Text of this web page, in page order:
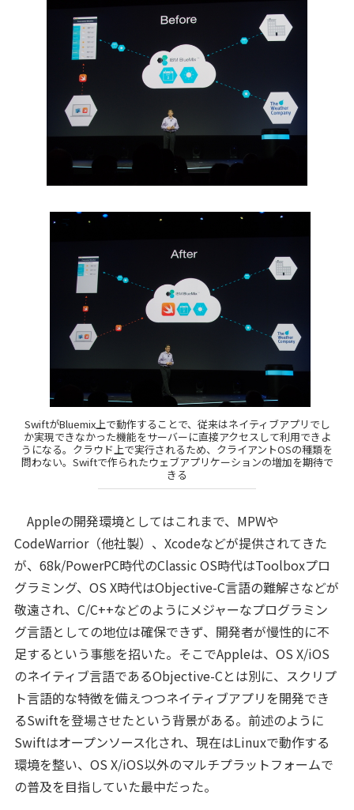
SwiftがBluemix上で動作することで、従来はネイティブアプリでし
か実現できなかった機能をサーバーに直接アクセスして利用できよ
うになる。クラウド上で実行されるため、クライアントOSの種類を
問わない。Swiftで作られたウェブアプリケーションの増加を期待で
きる
Appleの開発環境としてはこれまで、MPWや
CodeWarrior（他社製）、Xcodeなどが提供されてきた
が、68k/PowerPC時代のClassic OS時代はToolboxプロ
グラミング、OS X時代はObjective-C言語の難解さなどが
敬遠され、C/C++などのようにメジャーなプログラミン
グ言語としての地位は確保できず、開発者が慢性的に不
足するという事態を招いた。そこでAppleは、OS X/iOS
のネイティブ言語であるObjective-Cとは別に、スクリプ
ト言語的な特徴を備えつつネイティブアプリを開発でき
るSwiftを登場させたという背景がある。前述のように
Swiftはオープンソース化され、現在はLinuxで動作する
環境を整い、OS X/iOS以外のマルチプラットフォームで
の普及を目指していた最中だった。